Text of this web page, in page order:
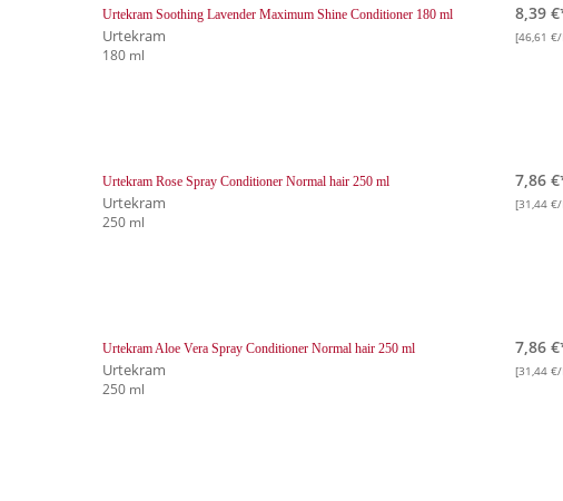
Urtekram Soothing Lavender Maximum Shine Conditioner 180 ml
Urtekram
180 ml
8,39
[46,61
Urtekram Rose Spray Conditioner Normal hair 250 ml
Urtekram
250 ml
7,86
[31,44
Urtekram Aloe Vera Spray Conditioner Normal hair 250 ml
Urtekram
250 ml
7,86
[31,44